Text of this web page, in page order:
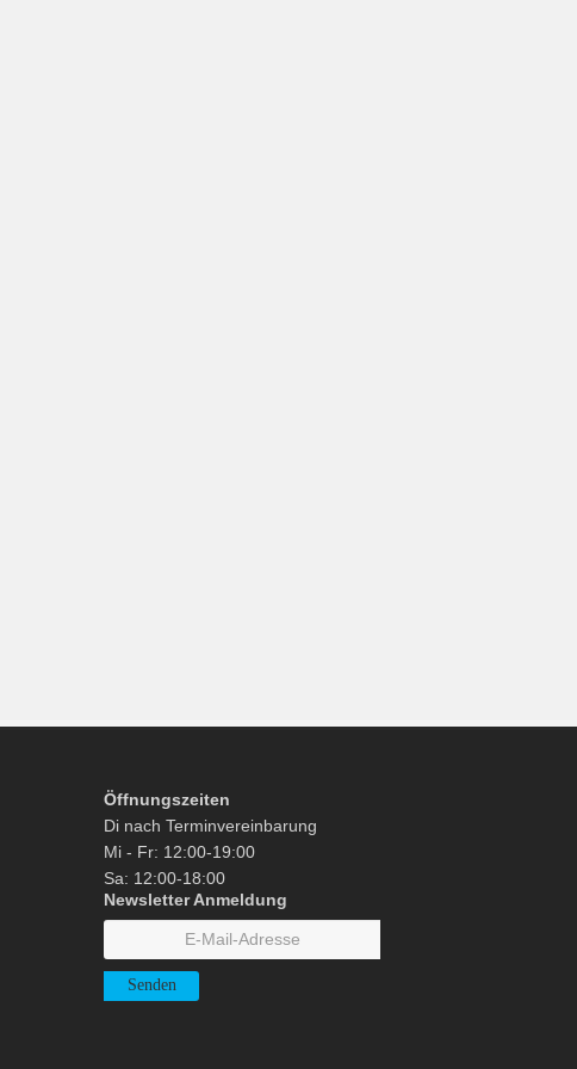
Öffnungszeiten
Di nach Terminvereinbarung
Mi - Fr: 12:00-19:00
Sa: 12:00-18:00
Newsletter Anmeldung